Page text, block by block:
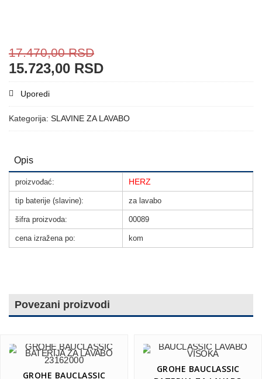
17.470,00RSD
15.723,00 RSD
Uporedi
Kategorija: SLAVINE ZA LAVABO
Opis
proizvođać: HERZ
tip baterije (slavine): za lavabo
šifra proizvoda: 00089
cena izražena po: kom
Povezani proizvodi
GROHE BAUCLASSIC
GROHE BAUCLASSIC